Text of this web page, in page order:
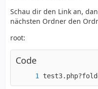
Schau dir den Link an,
nächsten Ordner den
root:
Code